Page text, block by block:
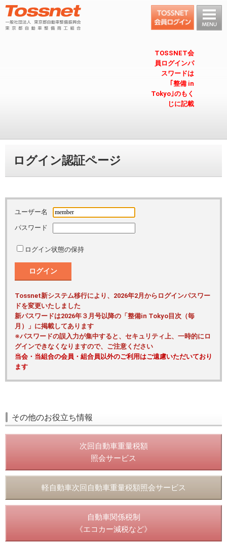
TOSSNET会
員ログインパ
スワードは
｢整備 in
Tokyo｣のもく
じに記載
ログイン認証ページ
ユーザー名
パスワード
ログイン状態の保持
ログイン
Tossnet新システム移行により、2026年2月からログインパスワー
ドを変更いたしました
新パスワードは2026年３月号以降の「整備in Tokyo目次（毎
月）」に掲載してあります
※パスワードの誤入力が集中すると、セキュリティ上、一時的にロ
グインできなくなりますので、ご注意ください
当会・当組合の会員・組合員以外のご利用はご遠慮いただいており
ます
その他のお役立ち情報
次回自動車重量税額
照会サービス
軽自動車次回自動車重量税額照会サービス
自動車関係税制
《エコカー減税など》